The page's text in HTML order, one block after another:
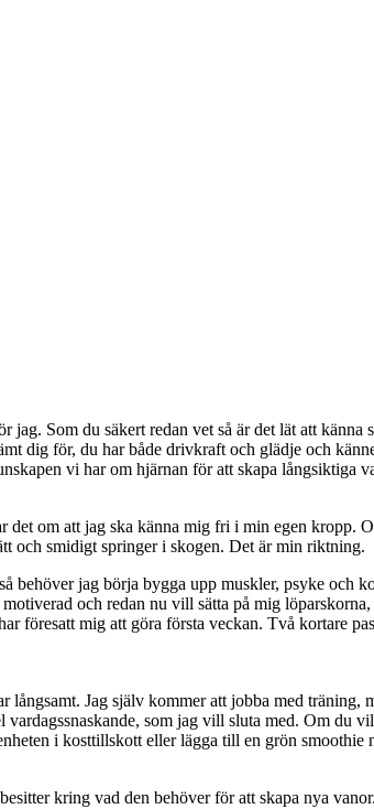
Som du säkert redan vet så är det lät att
dig för, du har både drivkraft och glädje och
vi har om hjärnan för att skapa långsiktiga
om att jag ska känna mig fri i min egen kropp.
och smidigt springer i skogen. Det är min riktning.
jag börja bygga upp muskler, psyke och
och redan nu vill sätta på mig
föresatt mig att göra första veckan. Två kortare
Jag själv kommer att jobba med
som jag vill sluta med. Om du
i kosttillskott eller lägga till en grön smoothie
kring vad den behöver för att skapa nya vanor.